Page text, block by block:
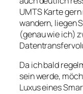
UMTS Karte
wandern, liegen
(genau wie ich)
Da ich bald
sein werde,
Luxus eines